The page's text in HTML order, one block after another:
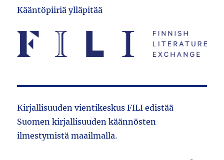
Kääntöpiiriä ylläpitää
Kirjallisuuden vientikeskus FILI edistää
Suomen kirjallisuuden käännösten
ilmestymistä maailmalla.